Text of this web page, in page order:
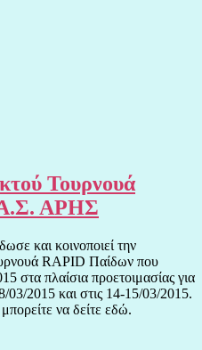
Τουρνουά
Α.Σ. ΑΡΗΣ
και κοινοποιεί την
RAPID Παίδων που
στα πλαίσια προετοιμασίας για
03/2015 και στις 14-15/03/2015.
να δείτε εδώ.